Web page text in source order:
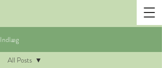
Indlæg
All Posts